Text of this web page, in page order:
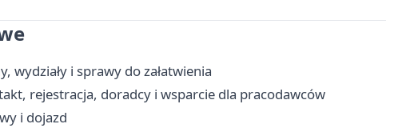
wydziały i sprawy do załatwienia
rejestracja, doradcy i wsparcie dla pracodawców
i dojazd